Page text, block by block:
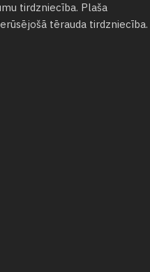
tirdzniecība. Plaša
tērauda tirdzniecība.